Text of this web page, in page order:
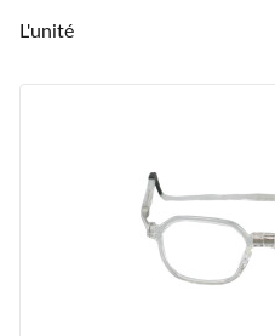
L'unité